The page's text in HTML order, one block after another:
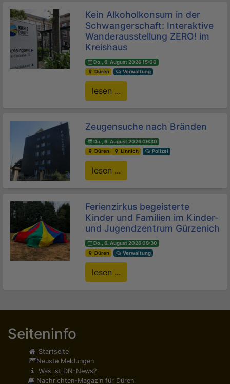
Kein Alkoholkonsum in der
Schwangerschaft: Interaktive
Wanderausstellung ZERO! im
Kreishaus
Do., 6. August 2026 15:00
Düren
Verwaltung
lesen ...
Zeugensuche nach Bränden
Do., 6. August 2026 09:30
Düren
Linnich Polizei
lesen ...
Ferienzirkus begeisterte
Kinder und Familien im Kinder-
und Jugendzentrum Gürzenich
Do., 6. August 2026 09:30
Düren
Verwaltung
lesen ...
Seiteninfo
Startseite
Neuste Meldungen
Was ist DN-News?
Nachrichten-Magazin für Düren